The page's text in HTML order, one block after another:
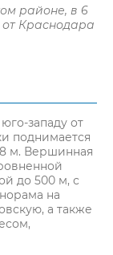
районе, в 6
Краснодара
западу от
поднимается
м. Вершинная
до 500 м, с
на
а также